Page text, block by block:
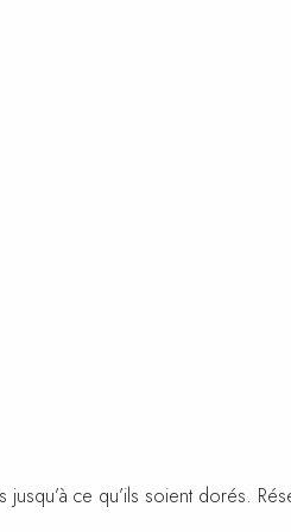
ce qu’ils soient dorés.